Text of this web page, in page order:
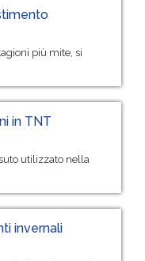
più mite, si
in TNT
utilizzato nella
invernali